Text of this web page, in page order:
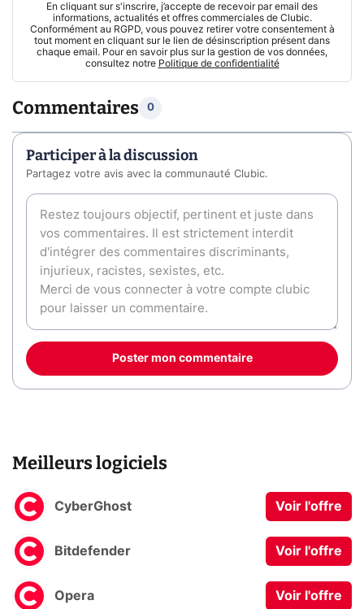
En cliquant sur s'inscrire, j’accepte de recevoir par email des
informations, actualités et offres commerciales de Clubic.
Conformément au RGPD, vous pouvez retirer votre consentement à
tout moment en cliquant sur le lien de désinscription présent dans
chaque email. Pour en savoir plus sur la gestion de vos données,
consultez notre Politique de confidentialité
Commentaires 0
Participer à la discussion
Partagez votre avis avec la communauté Clubic.
Poster mon commentaire
Meilleurs logiciels
CyberGhost Voir l'offre
Bitdefender Voir l'offre
Opera Voir l'offre